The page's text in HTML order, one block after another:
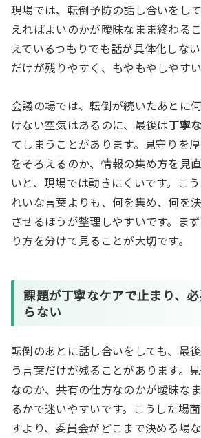
現場では、転倒予防の話し合いをし
えればよいのかが曖昧なまま終わる
えているつもりでも話が具体化しな
だけが残りやすく、もやもやしやすい
会議の場では、転倒が続いたあとに
けない空気はあるのに、最後は丁寧
てしまうことがあります。見守りを
をそろえるのか、情報の集め方を見
いと、現場では動きにくいです。こ
れいな言葉よりも、何を集め、何を
させるほうが整理しやすいです。ま
り方を分けて見ることが大切です。
課題が丁寧なケアで止まり、
らない
転倒のあとに話し合いをしても、最
う言葉だけが残ることがあります。
なのか、共有の仕方なのかが曖昧な
るかで迷いやすいです。こうした場
すより、委員会がどこまで決める場